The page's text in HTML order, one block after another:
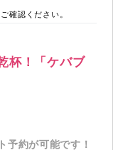
確認ください。
杯！「ケバブ
予約が可能です！